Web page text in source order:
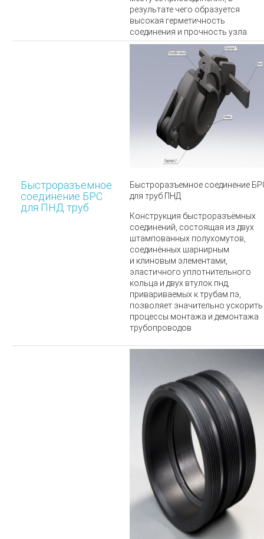
результате чего образуется
высокая герметичность
соединения и прочность узла.
Быстроразъемное
соединение БРС
для ПНД труб
Быстроразъемное соединение
для труб ПНД
Конструкция быстроразъёмных
соединений, состоящая из двух
штампованных полухомутов,
соединённых шарнирным
и клиновым элементами,
эластичного уплотнительного
кольца и двух втулок пнд,
привариваемых к трубам пэ,
позволяет значительно ускорить
процессы монтажа и демонтажа
трубопроводов